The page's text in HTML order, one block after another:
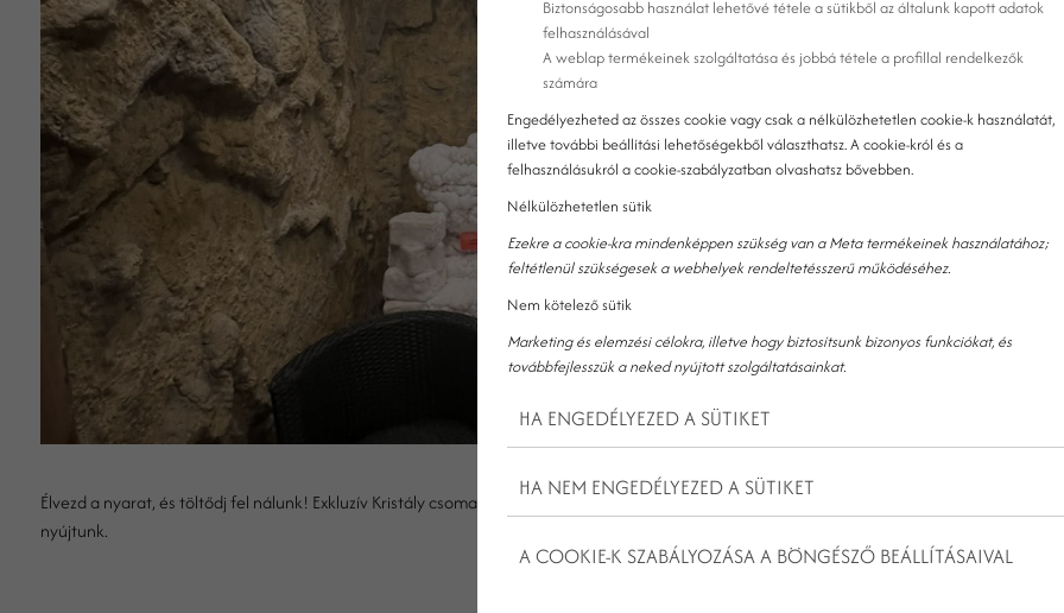
Élvezd a nyarat, és töltődj fel nálunk! Exkluzív Kristály csomagajánlatunk keretén belül szobafoglalásod mellé most extra szolgáltatásokat
nyújtunk.
Biztonságosabb használat lehetővé tétele a sütikből az általunk kapott adatok
felhasználásával
A weblap termékeinek szolgáltatása és jobbá tétele a profillal rendelkezők
számára
Engedélyezheted az összes cookie vagy csak a nélkülözhetetlen cookie-k használatát,
illetve további beállítási lehetőségekből választhatsz. A cookie-król és a
felhasználásukról a cookie-szabályzatban olvashatsz bővebben.
Nélkülözhetetlen sütik
Ezekre a cookie-kra mindenképpen szükség van a Meta termékeinek használatához;
feltétlenül szükségesek a webhelyek rendeltetésszerű működéséhez.
Nem kötelező sütik
Marketing és elemzési célokra, illetve hogy biztosítsunk bizonyos funkciókat, és
továbbfejlesszük a neked nyújtott szolgáltatásainkat.
HA ENGEDÉLYEZED A SÜTIKET
HA NEM ENGEDÉLYEZED A SÜTIKET
A COOKIE-K SZABÁLYOZÁSA A BÖNGÉSZŐ BEÁLLÍTÁSAIVAL